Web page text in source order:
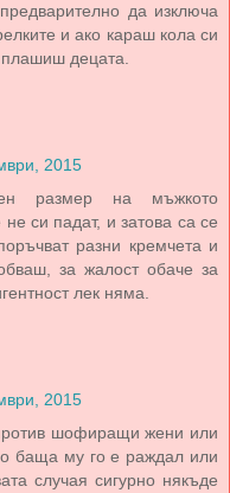
да изключа
и ако караш кола си
плашиш децата.
2015
размер на мъжкото
си падат, и затова са се
разни кремчета и
за жалост обаче за
лек няма.
2015
шофиращи жени или
баща му го е раждал или
случая сигурно някъде